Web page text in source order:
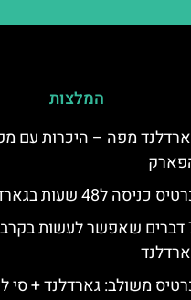
המלצות
מפה – היכרות עם
כניסה ל48 שעות בגארדלנד
7 דברים שאפשר לעשות
משולב: גארדלנד + סי